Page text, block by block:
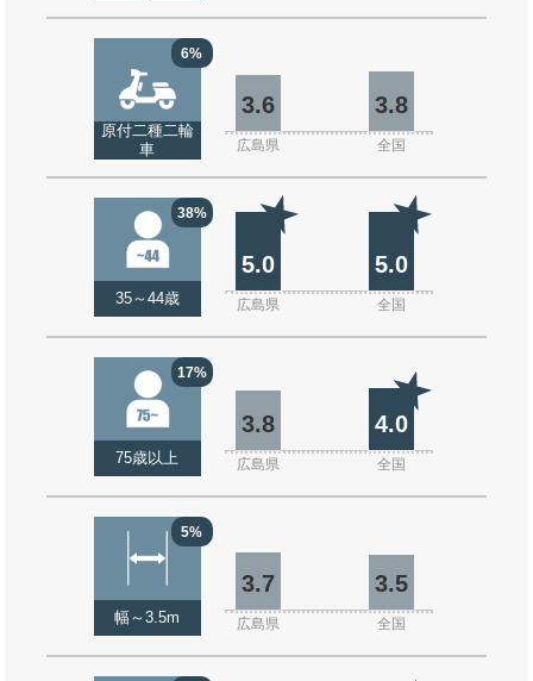
6%
原付二種二輪
車
3.6 3.8
広島県 全国
38%
35～44歳
5.0 5.0
広島県 全国
17%
75歳以上
3.8 4.0
広島県 全国
5%
幅～3.5m
3.7 3.5
広島県 全国